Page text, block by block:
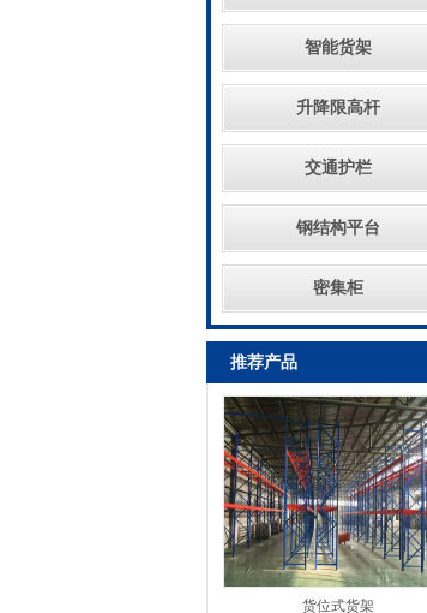
智能货架
升降限高杆
交通护栏
钢结构平台
密集柜
推荐产品
货位式货架